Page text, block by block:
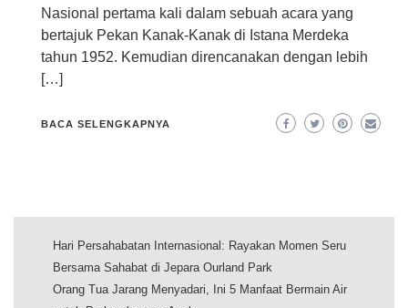
Nasional pertama kali dalam sebuah acara yang
bertajuk Pekan Kanak-Kanak di Istana Merdeka
tahun 1952. Kemudian direncanakan dengan lebih
[…]
BACA SELENGKAPNYA
Hari Persahabatan Internasional: Rayakan Momen Seru
Bersama Sahabat di Jepara Ourland Park
Orang Tua Jarang Menyadari, Ini 5 Manfaat Bermain Air